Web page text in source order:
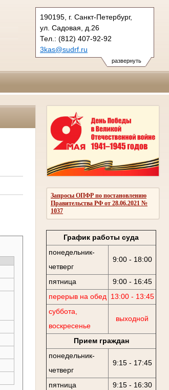
развернуть
190195, г. Санкт-Петербург,
ул. Садовая, д.26
Тел.: (812) 407-92-92
3kas@sudrf.ru
Запросы ОПФР по постановлению
Правительства РФ от 28.06.2021 №
1037
График работы суда
понедельник-
четверг
9:00 - 18:00
пятница
9:00 - 16:45
перерыв на обед 13:00 - 13:45
суббота,
воскресенье
выходной
Прием граждан
понедельник-
четверг
9:15 - 17:45
пятница
9:15 - 16:30